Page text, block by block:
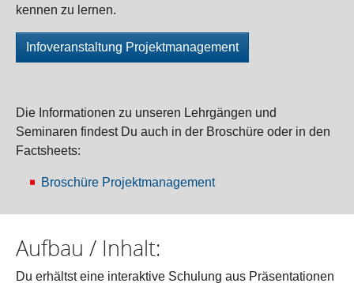
kennen zu lernen.
Infoveranstaltung Projektmanagement
Die Informationen zu unseren Lehrgängen und
Seminaren findest Du auch in der Broschüre oder in den
Factsheets:
Broschüre Projektmanagement
Aufbau / Inhalt:
Du erhältst eine interaktive Schulung aus Präsentationen